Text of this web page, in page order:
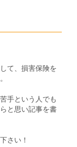
て、損害保険を
手という人でも
と思い記事を書
さい！